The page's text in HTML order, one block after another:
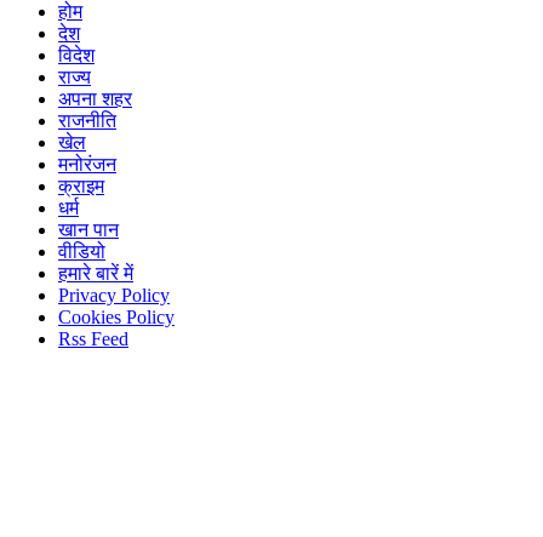
होम
देश
विदेश
राज्य
अपना शहर
राजनीति
खेल
मनोरंजन
क्राइम
धर्म
खान पान
वीडियो
हमारे बारें में
Privacy Policy
Cookies Policy
Rss Feed